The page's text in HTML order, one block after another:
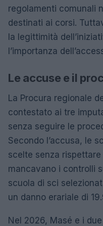
regolamenti comunali
destinati ai corsi.
la legittimità
l’importanza
Le accuse e il
La Procura regionale
contestato ai tre
senza seguire le
Secondo l’accusa, le
scelte senza
mancavano i controlli
scuola di sci
un danno erariale di
Nel 2026, Masé e i